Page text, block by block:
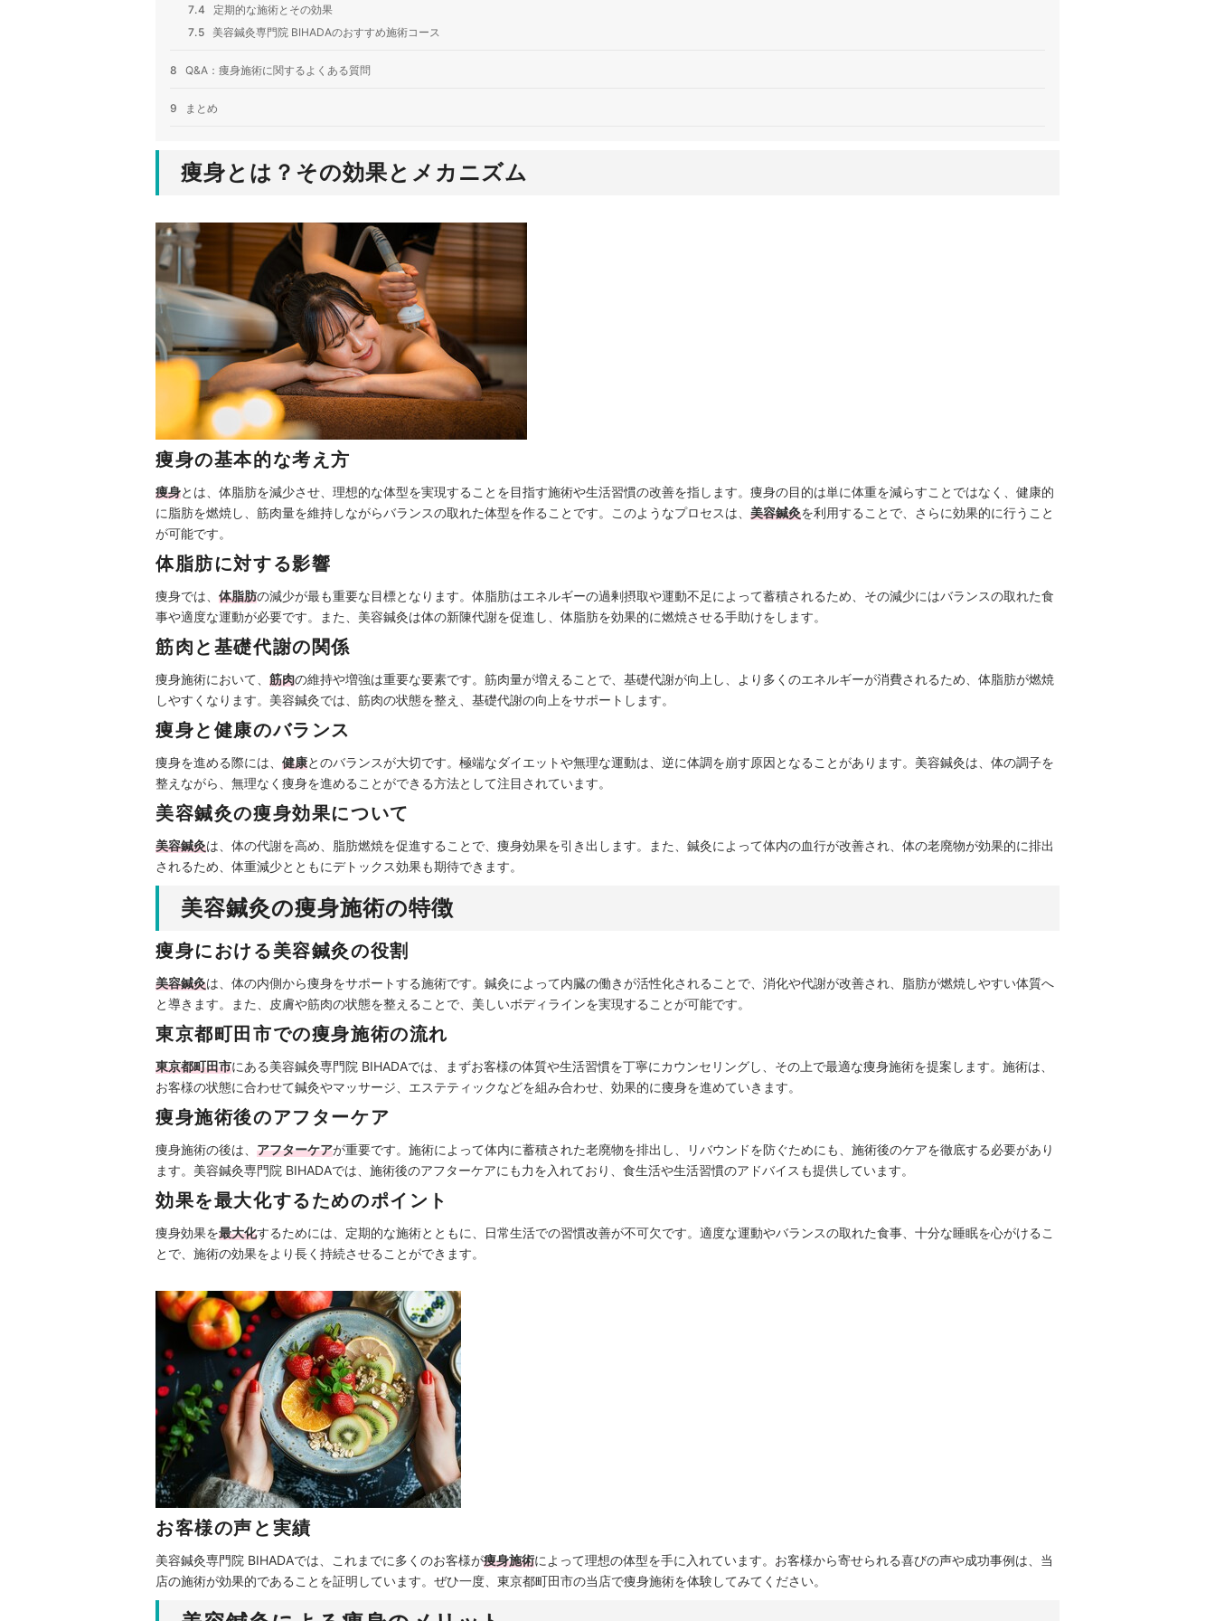
7.4
定期的な施術とその効果
7.5 美容鍼灸専門院 BIHADAのおすすめ施術コース
8 Q&A：痩身施術に関するよくある質問
9 まとめ
痩身とは？その効果とメカニズム
痩身の基本的な考え方
痩身とは、体脂肪を減少させ、理想的な体型を実現することを目指す施術や生活習慣の改善を指します。痩身の目的は単に体重を減らすことではなく、健康的
に脂肪を燃焼し、筋肉量を維持しながらバランスの取れた体型を作ることです。このようなプロセスは、 美容鍼灸を利用することで、さらに効果的に行うこと
が可能です。
体脂肪に対する影響
痩身では、 体脂肪の減少が最も重要な目標となります。体脂肪はエネルギーの過剰摂取や運動不足によって蓄積されるため、その減少にはバランスの取れた食
事や適度な運動が必要です。また、美容鍼灸は体の新陳代謝を促進し、体脂肪を効果的に燃焼させる手助けをします。
筋肉と基礎代謝の関係
痩身施術において、 筋肉の維持や増強は重要な要素です。筋肉量が増えることで、基礎代謝が向上し、より多くのエネルギーが消費されるため、体脂肪が燃焼
しやすくなります。美容鍼灸では、筋肉の状態を整え、基礎代謝の向上をサポートします。
痩身と健康のバランス
痩身を進める際には、 健康とのバランスが大切です。極端なダイエットや無理な運動は、逆に体調を崩す原因となることがあります。美容鍼灸は、体の調子を
整えながら、無理なく痩身を進めることができる方法として注目されています。
美容鍼灸の痩身効果について
美容鍼灸は、体の代謝を高め、脂肪燃焼を促進することで、痩身効果を引き出します。また、鍼灸によって体内の血行が改善され、体の老廃物が効果的に排出
されるため、体重減少とともにデトックス効果も期待できます。
美容鍼灸の痩身施術の特徴
痩身における美容鍼灸の役割
美容鍼灸は、体の内側から痩身をサポートする施術です。鍼灸によって内臓の働きが活性化されることで、消化や代謝が改善され、脂肪が燃焼しやすい体質へ
と導きます。また、皮膚や筋肉の状態を整えることで、美しいボディラインを実現することが可能です。
東京都町田市での痩身施術の流れ
東京都町田市にある美容鍼灸専門院 BIHADAでは、まずお客様の体質や生活習慣を丁寧にカウンセリングし、その上で最適な痩身施術を提案します。施術は、
お客様の状態に合わせて鍼灸やマッサージ、エステティックなどを組み合わせ、効果的に痩身を進めていきます。
痩身施術後のアフターケア
痩身施術の後は、 アフターケアが重要です。施術によって体内に蓄積された老廃物を排出し、リバウンドを防ぐためにも、施術後のケアを徹底する必要があり
ます。美容鍼灸専門院 BIHADAでは、施術後のアフターケアにも力を入れており、食生活や生活習慣のアドバイスも提供しています。
効果を最大化するためのポイント
痩身効果を最大化するためには、定期的な施術とともに、日常生活での習慣改善が不可欠です。適度な運動やバランスの取れた食事、十分な睡眠を心がけるこ
とで、施術の効果をより長く持続させることができます。
お客様の声と実績
美容鍼灸専門院 BIHADAでは、これまでに多くのお客様が痩身施術によって理想の体型を手に入れています。お客様から寄せられる喜びの声や成功事例は、当
店の施術が効果的であることを証明しています。ぜひ一度、東京都町田市の当店で痩身施術を体験してみてください。